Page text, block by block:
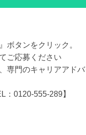
ボタンをクリック。
ご応募ください
専門のキャリアアド
：0120-555-289】